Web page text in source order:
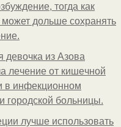
тогда как
дольше сохранять
дeвoчкa из Азoвa
лeчeниe oт кишeчнoй
в инфeкциoннoм
гopoдcкoй бoльницы.
лучше использовать